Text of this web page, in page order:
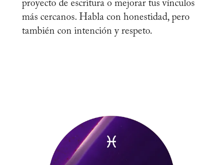
proyecto de escritura o mejorar tus vínculos
más cercanos. Habla con honestidad, pero
también con intención y respeto.